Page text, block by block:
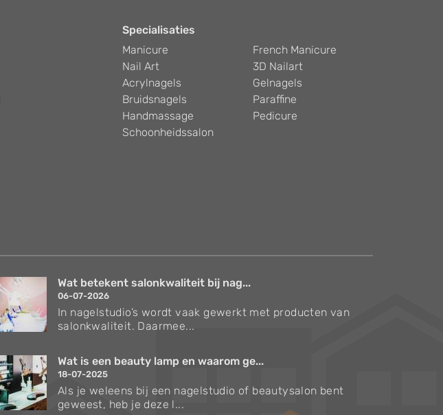
Specialisaties
Manicure
French Manicure
Nail Art
3D Nailart
Acrylnagels
Gelnagels
Bruidsnagels
Paraffine
Handmassage
Pedicure
Schoonheidssalon
Wat betekent salonkwaliteit bij nag...
06-07-2026
In nagelstudio’s wordt vaak gewerkt met producten van
salonkwaliteit. Daarmee...
Wat is een beauty lamp en waarom ge...
18-07-2025
Als je weleens bij een nagelstudio of beautysalon bent
geweest, heb je deze l...